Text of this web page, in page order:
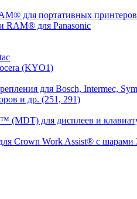
для портативных
RAM® для Panasonic
(KYO1)
для Bosch, Intermec,
и др. (251, 291)
(MDT) для дисплеев и
Crown Work Assist® с